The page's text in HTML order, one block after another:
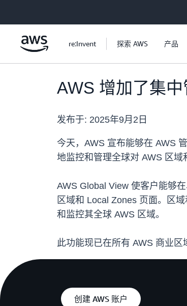
re:Invent 探索 AWS 产品
AWS 增加了集
发布于: 2025年9月2日
今天，AWS 宣布能够在 AWS
地监控和管理全球对 AWS 区域
AWS Global View 使客户能够
区域和 Local Zones 页面。区
和监控其全球 AWS 区域。
此功能现已在所有 AWS 商业区
创建 AWS 账户